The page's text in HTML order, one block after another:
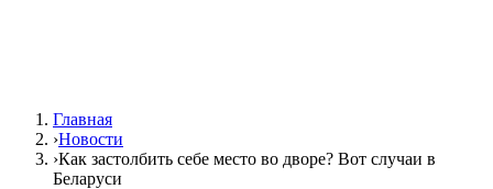
Главная
›Новости
›Как застолбить себе место во дворе? Вот случаи в
Беларуси